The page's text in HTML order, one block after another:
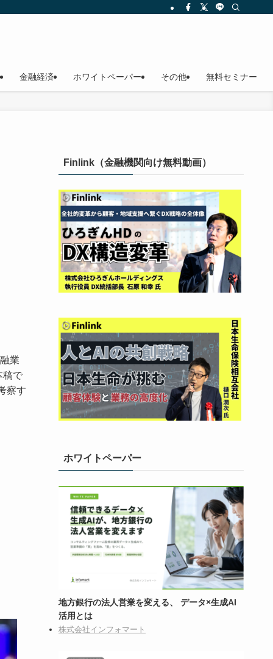
金融経済 ホワイトペーパー その他 無料セミナー
業
稿で
察す
Finlink（金融機関向け無料動画）
ホワイトペーパー
地方銀行の法人営業を変える、 データ×生成AI
活用とは
株式会社インフォマート